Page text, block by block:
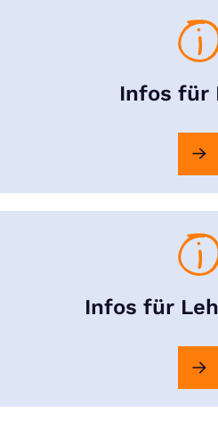
Infos für
Infos für